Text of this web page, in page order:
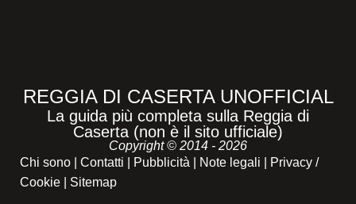
REGGIA DI CASERTA UNOFFICIAL
La guida più completa sulla Reggia di
Caserta (non è il sito ufficiale)
Copyright © 2014 - 2026
Chi sono
Contatti Pubblicità Note legali
Privacy /
Cookie
Sitemap